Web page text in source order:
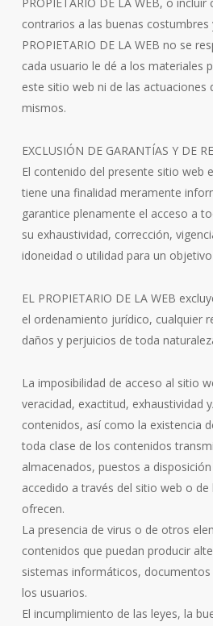
contrarios a las buenas costumbres
PROPIETARIO DE LA WEB no se
cada usuario le dé a los materiales
este sitio web ni de las actuaciones
mismos.
EXCLUSIÓN DE GARANTÍAS Y DE
El contenido del presente sitio web
tiene una finalidad meramente
garantice plenamente el acceso a
su exhaustividad, corrección,
idoneidad o utilidad para un
EL PROPIETARIO DE LA WEB
el ordenamiento jurídico, cualquier
daños y perjuicios de toda
La imposibilidad de acceso al sitio
veracidad, exactitud, exhaustividad
contenidos, así como la existencia
toda clase de los contenidos
almacenados, puestos a
accedido a través del sitio web o de
ofrecen.
La presencia de virus o de otros
contenidos que puedan producir
sistemas informáticos,
los usuarios.
El incumplimiento de las leyes, la